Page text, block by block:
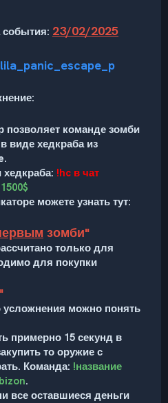
события: 23/02/2025
команде зомби
виде хедкраба из
!hc в чат
1500$
можете узнать тут:
зомби"
только для
для покупки
можно понять
примерно 15 секунд в
то оружие с
Команда: !название
.
все оставшиеся деньги